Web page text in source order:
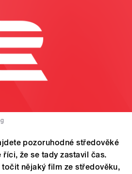
pozoruhodné středověké
že se tady zastavil čas.
nějaký film ze středověku,